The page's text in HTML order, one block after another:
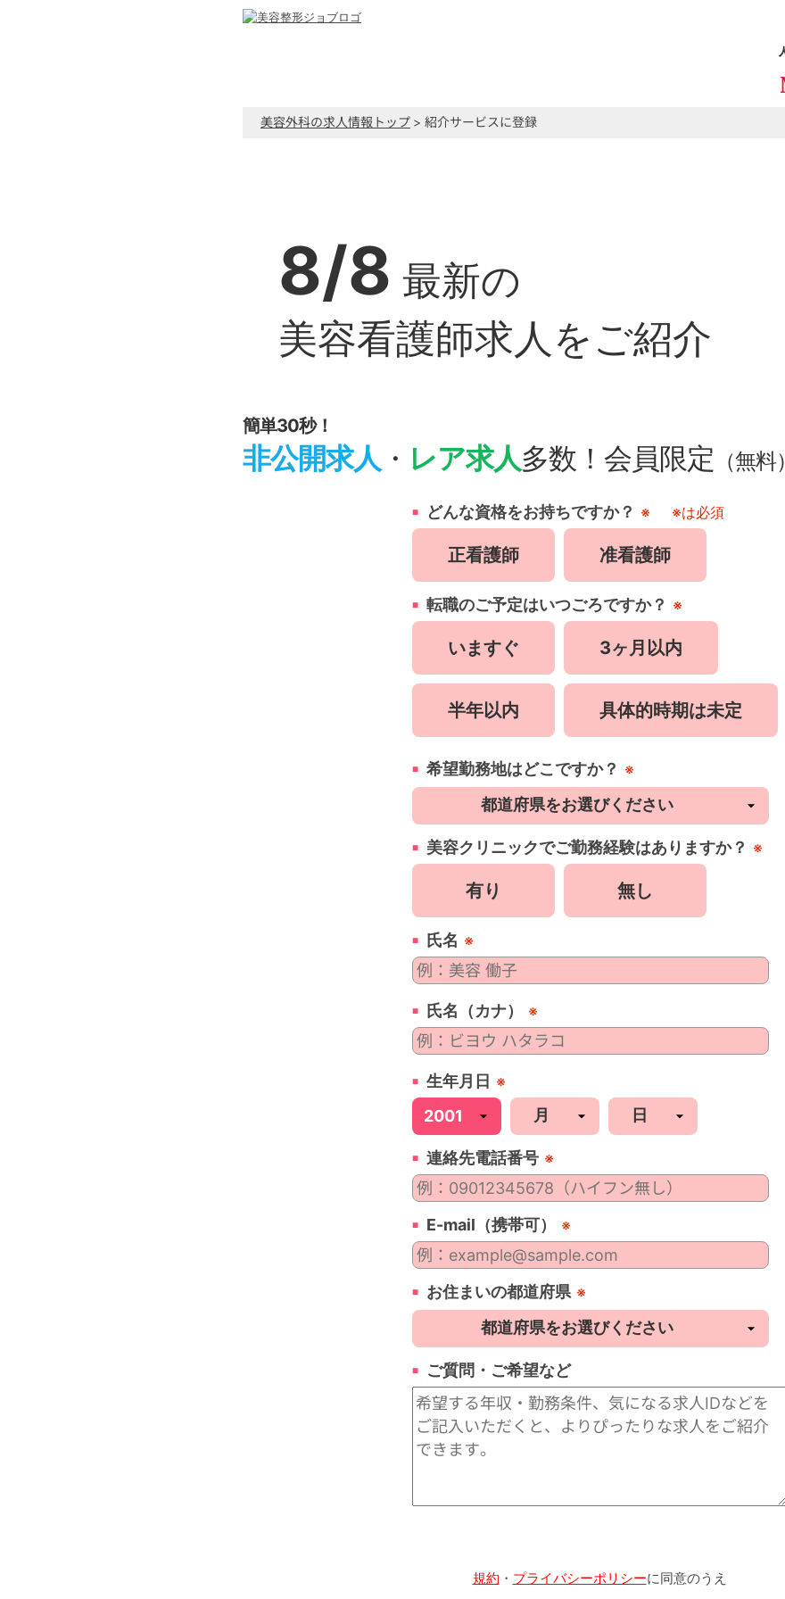
美容外科の求人情報トップ > 紹介サービスに登録
8/8 最新の
美容看護師求人をご紹介
簡単30秒！
非公開求人 ・ レア求人多数！会員限定 （無料）
どんな資格をお持ちですか？ ※ ※は必須
正看護師 准看護師
転職のご予定はいつごろですか？ ※
いますぐ 3ヶ月以内
半年以内 具体的時期は未定
希望勤務地はどこですか？ ※
美容クリニックでご勤務経験はありますか？ ※
有り 無し
氏名 ※
氏名（カナ） ※
生年月日 ※
連絡先電話番号 ※
E-mail（携帯可） ※
お住まいの都道府県 ※
ご質問・ご希望など
規約 ・ プライバシーポリシーに同意のうえ